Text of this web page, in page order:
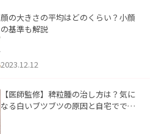
顔の大きさの平均はどのくらい？小顔
の基準も解説
2023.12.12
【医師監修】稗粒腫の治し方は？気に
なる白いブツブツの原因と自宅ででき